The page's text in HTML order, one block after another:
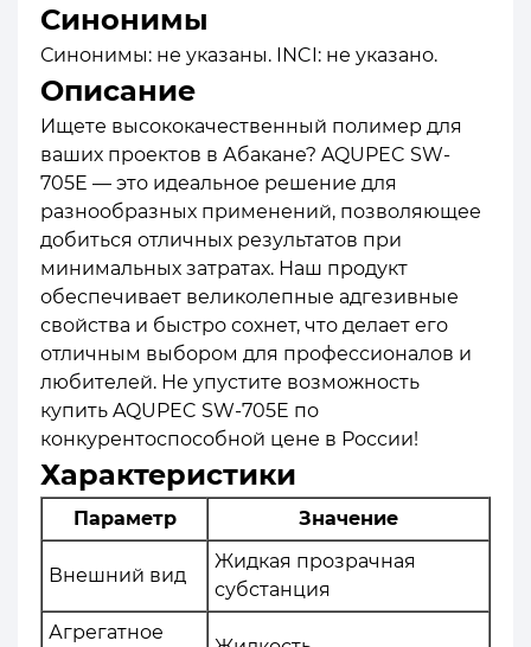
Синонимы
Синонимы: не указаны. INCI: не указано.
Описание
Ищете высококачественный полимер для
ваших проектов в Абакане? AQUPEC SW-
705E — это идеальное решение для
разнообразных применений, позволяющее
добиться отличных результатов при
минимальных затратах. Наш продукт
обеспечивает великолепные адгезивные
свойства и быстро сохнет, что делает его
отличным выбором для профессионалов и
любителей. Не упустите возможность
купить AQUPEC SW-705E по
конкурентоспособной цене в России!
Характеристики
Параметр Значение
Внешний вид
Жидкая прозрачная
субстанция
Агрегатное